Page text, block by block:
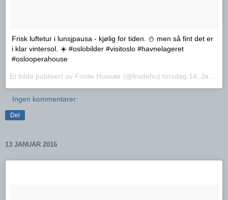
Frisk luftetur i lunsjpausa - kjølig for tiden. ⛄️ men så fint det er
i klar vintersol. ☀️ #oslobilder #visitoslo #havnelageret
#oslooperahouse
Et bilde publisert av Frode Husvær (@frodehu) torsdag 14. Jan.. 2016 PST
Ingen kommentarer:
Del
13 JANUAR 2016